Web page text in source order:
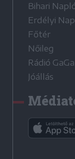
Bihari
Erdélyi
Főtér
Nőileg
Rádió GaGa
Jóállás